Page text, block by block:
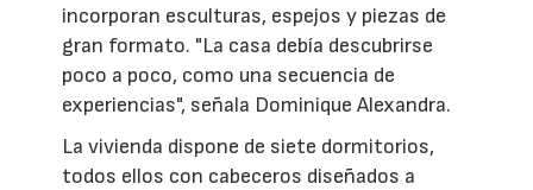
incorporan esculturas, espejos y piezas de
gran formato. "La casa debía descubrirse
poco a poco, como una secuencia de
experiencias", señala Dominique Alexandra.
La vivienda dispone de siete dormitorios,
todos ellos con cabeceros diseñados a